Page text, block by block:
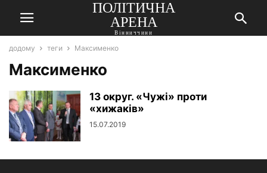
ПОЛІТИЧНА
АРЕНА
Вінниччини
додому теги Максименко
Максименко
13 округ. «Чужі» проти
«хижаків»
15.07.2019